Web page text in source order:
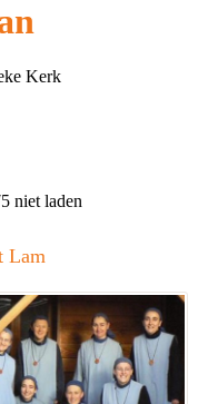
Kerk
niet laden
Lam